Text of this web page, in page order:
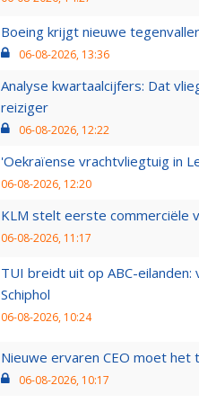
Boeing krijgt nieuwe
06-08-2026, 13:36
Analyse kwartaalcijfers: Dat
reiziger
06-08-2026, 12:22
'Oekraïense vrachtvliegtuig in
06-08-2026, 12:20
KLM stelt eerste commerciële
06-08-2026, 11:17
TUI breidt uit op ABC-
Schiphol
06-08-2026, 10:24
Nieuwe ervaren CEO moet het
06-08-2026, 10:17